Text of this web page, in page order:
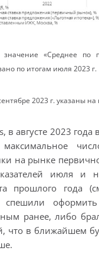
значение «Среднее по
по итогам июля 2023 г.
2023 г. указаны
августе 2023 года
максимальное
на рынке
июля и
прошлого года
спешили
ранее, либо
что в ближайшем